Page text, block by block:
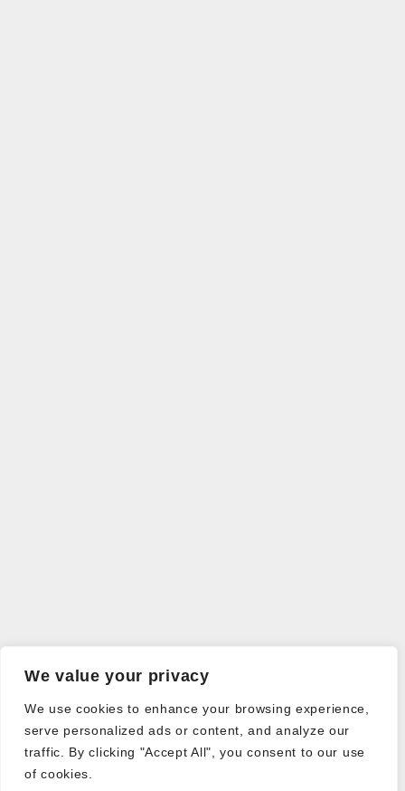
We value your privacy
We use cookies to enhance your browsing experience,
serve personalized ads or content, and analyze our
traffic. By clicking "Accept All", you consent to our use
of cookies.